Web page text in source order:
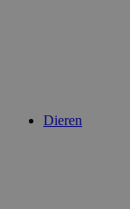
Dieren